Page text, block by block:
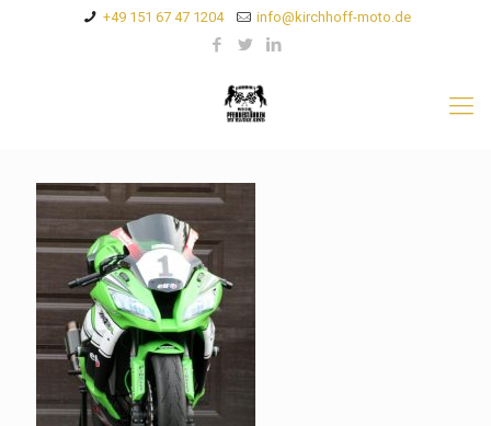
+49 151 67 47 1204 info@kirchhoff-moto.de